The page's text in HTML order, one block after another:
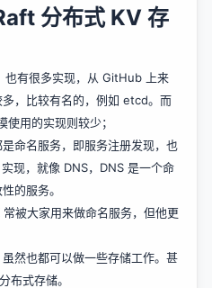
分布式 KV 存
也有很多实现，从 GitHub 上来
，比较有名的，例如 etcd。而
用的实现则较少；
命名服务，即服务注册发现，也
现，就像 DNS，DNS 是一个命
的服务。
被大家用来做命名服务，但他更
然也都可以做一些存储工作。甚
布式存储。